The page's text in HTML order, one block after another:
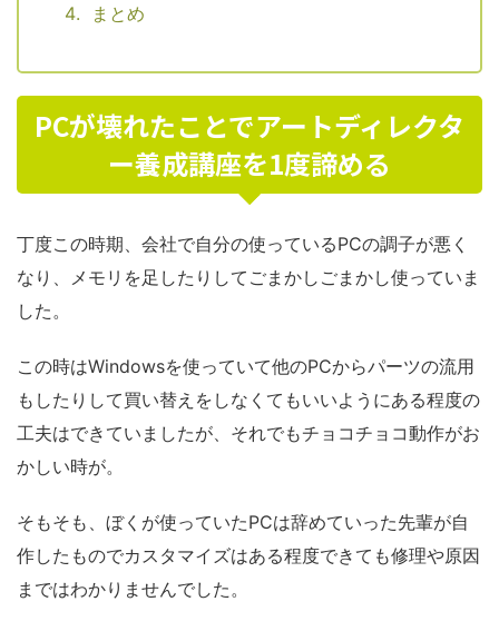
まとめ
PCが壊れたことでアートディレクタ
ー養成講座を1度諦める
丁度この時期、会社で自分の使っているPCの調子が悪く
なり、メモリを足したりしてごまかしごまかし使っていま
した。
この時はWindowsを使っていて他のPCからパーツの流用
もしたりして買い替えをしなくてもいいようにある程度の
工夫はできていましたが、それでもチョコチョコ動作がお
かしい時が。
そもそも、ぼくが使っていたPCは辞めていった先輩が自
作したものでカスタマイズはある程度できても修理や原因
まではわかりませんでした。